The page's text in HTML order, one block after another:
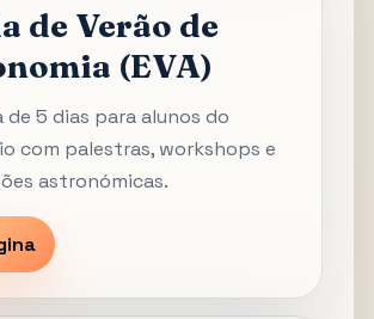
de Verão de
(EVA)
de 5 dias para alunos do
com palestras, workshops e
astronómicas.